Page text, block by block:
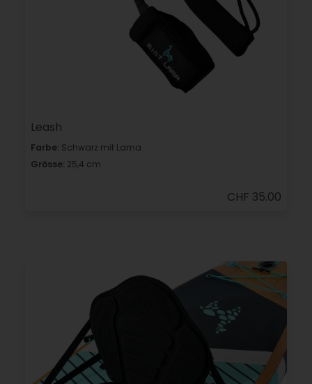
Leash
Farbe: Schwarz mit Lama
Grösse: 25,4 cm
CHF 35.00